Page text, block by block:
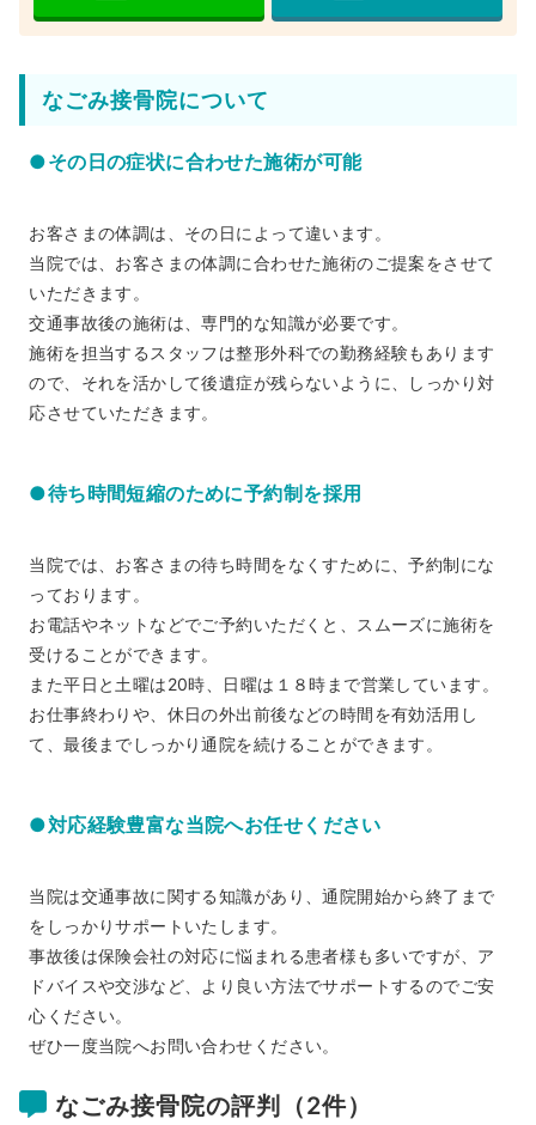
なごみ接骨院について
●その日の症状に合わせた施術が可能
お客さまの体調は、その日によって違います。
当院では、お客さまの体調に合わせた施術のご提案をさせて
いただきます。
交通事故後の施術は、専門的な知識が必要です。
施術を担当するスタッフは整形外科での勤務経験もあります
ので、それを活かして後遺症が残らないように、しっかり対
応させていただきます。
●待ち時間短縮のために予約制を採用
当院では、お客さまの待ち時間をなくすために、予約制にな
っております。
お電話やネットなどでご予約いただくと、スムーズに施術を
受けることができます。
また平日と土曜は20時、日曜は１８時まで営業しています。
お仕事終わりや、休日の外出前後などの時間を有効活用し
て、最後までしっかり通院を続けることができます。
●対応経験豊富な当院へお任せください
当院は交通事故に関する知識があり、通院開始から終了まで
をしっかりサポートいたします。
事故後は保険会社の対応に悩まれる患者様も多いですが、ア
ドバイスや交渉など、より良い方法でサポートするのでご安
心ください。
ぜひ一度当院へお問い合わせください。
なごみ接骨院の評判（2件）